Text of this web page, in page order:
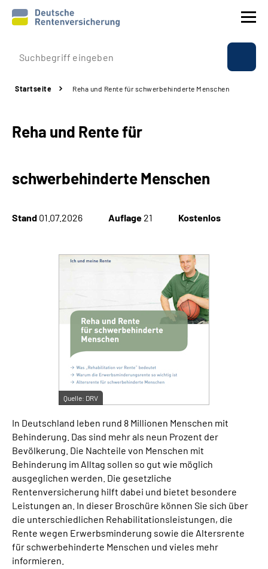
Prävention
Rente
Online-Services
Inhalte in Gebärdensprache (DGS)
Leichte Sprache
Mein Kundenportal
Startseite Reha und Rente für schwerbehinderte Menschen
Reha und Rente für
schwerbehinderte Menschen
Stand 01.07.2026 Auflage 21 Kostenlos
Quelle: DRV
In Deutschland leben rund 8 Millionen Menschen mit
Behinderung. Das sind mehr als neun Prozent der
Bevölkerung. Die Nachteile von Menschen mit
Behinderung im Alltag sollen so gut wie möglich
ausgeglichen werden. Die gesetzliche
Rentenversicherung hilft dabei und bietet besondere
Leistungen an. In dieser Broschüre können Sie sich über
die unterschiedlichen Rehabilitationsleistungen, die
Rente wegen Erwerbsminderung sowie die Altersrente
für schwerbehinderte Menschen und vieles mehr
informieren.